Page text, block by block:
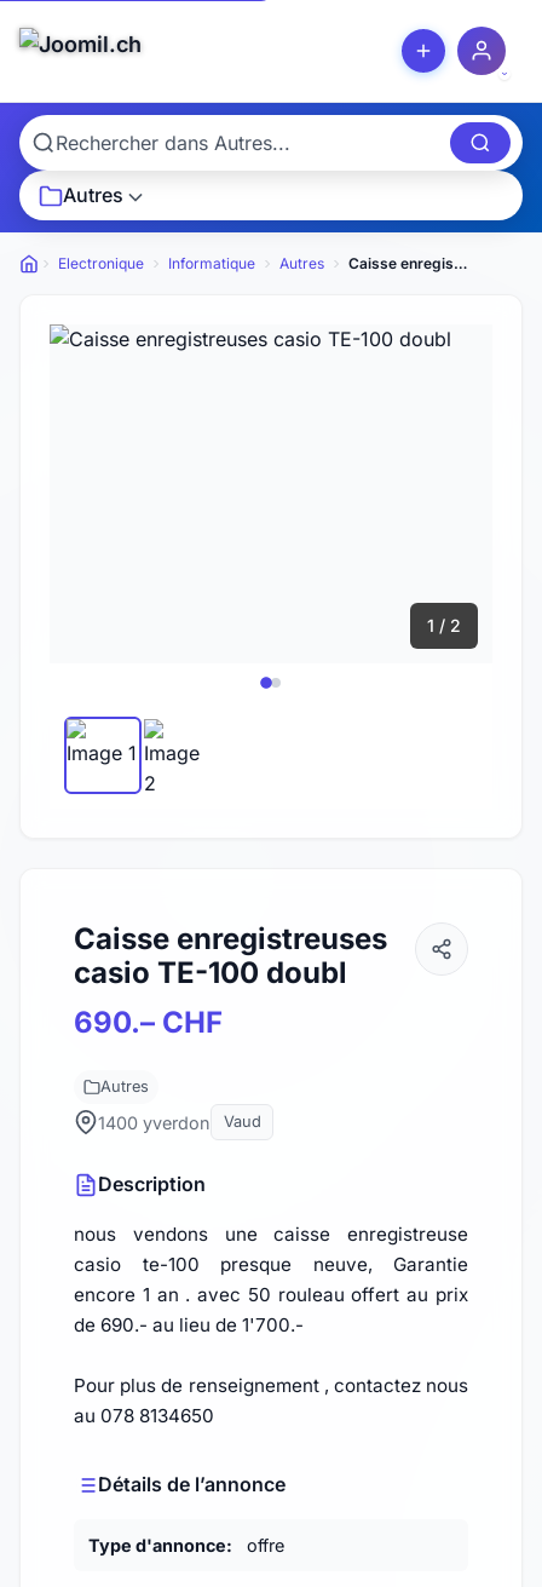
Autres
Petites annonces
Electronique Informatique Autres Caisse enregistreuses casio TE-100 doubl
1 / 2
Caisse enregistreuses
casio TE-100 doubl
690.– CHF
Autres
1400 yverdon Vaud
Description
nous vendons une caisse enregistreuse
casio te-100 presque neuve, Garantie
encore 1 an . avec 50 rouleau offert au prix
de 690.- au lieu de 1'700.-
Pour plus de renseignement , contactez nous
au 078 8134650
Détails de l’annonce
Type d'annonce: offre